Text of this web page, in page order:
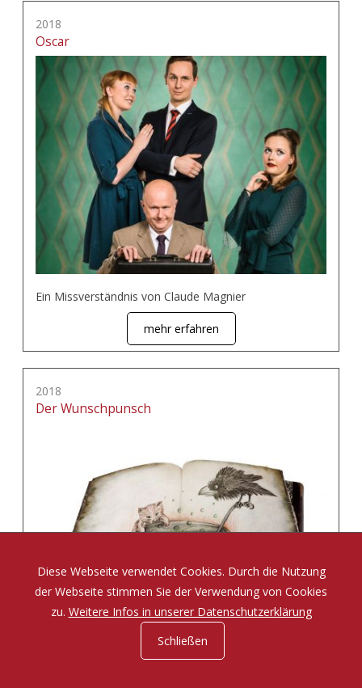
2018
Oscar
Ein Missverständnis von Claude Magnier
mehr erfahren
2018
Der Wunschpunsch
Eine Zauberposse von Michael Ende
Diese Webseite verwendet Cookies. Durch die Nutzung
der Webseite stimmen Sie der Verwendung von Cookies
zu. Weitere Infos in unserer Datenschutzerklärung
Schließen